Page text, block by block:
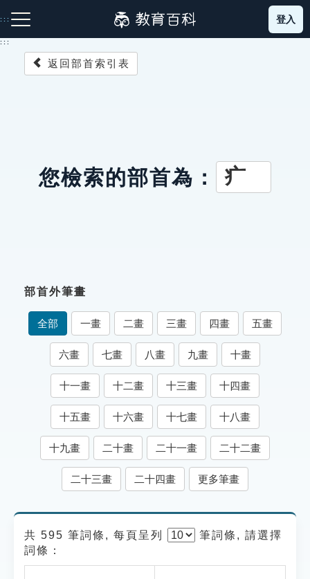
到
主
:::
成語故事
索引選單
知識索引
單字索引
生命大百科索引
遊戲專區
貓頭鷹博士
登入
:::
返回部首索引表
您檢索的部首為： 疒
部首外筆畫
全部 一畫 二畫 三畫 四畫 五畫
六畫 七畫 八畫 九畫 十畫
十一畫 十二畫 十三畫 十四畫
十五畫 十六畫 十七畫 十八畫
十九畫 二十畫 二十一畫 二十二畫
二十三畫 二十四畫 更多筆畫
共 595 筆詞條, 每頁呈列 筆詞條, 請選擇
詞條：